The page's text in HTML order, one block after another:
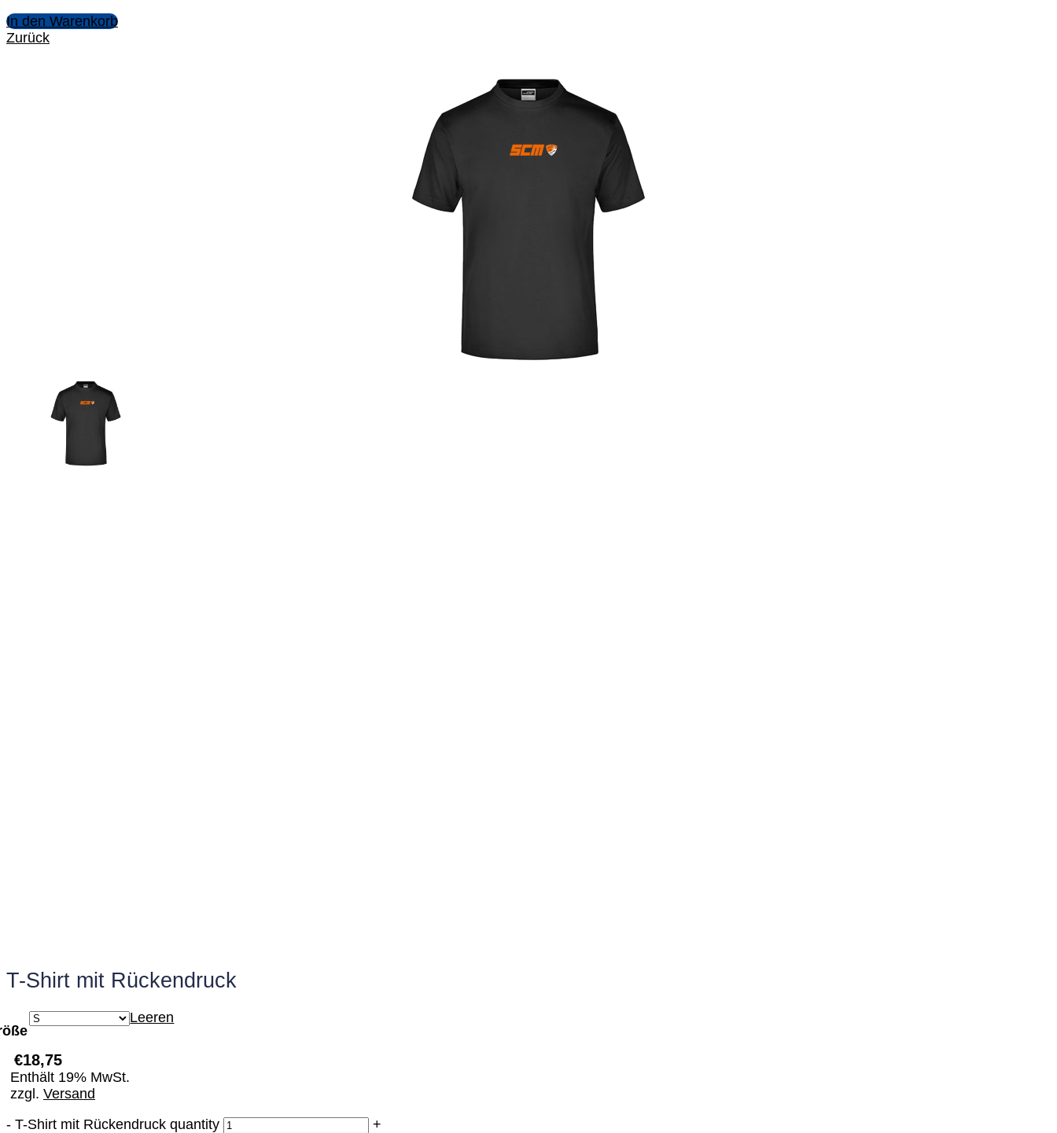
In den Warenkorb
Zurück
T-Shirt mit Rückendruck
Leeren
€18,75
Enthält 19% MwSt.
zzgl. Versand
- T-Shirt mit Rückendruck quantity +